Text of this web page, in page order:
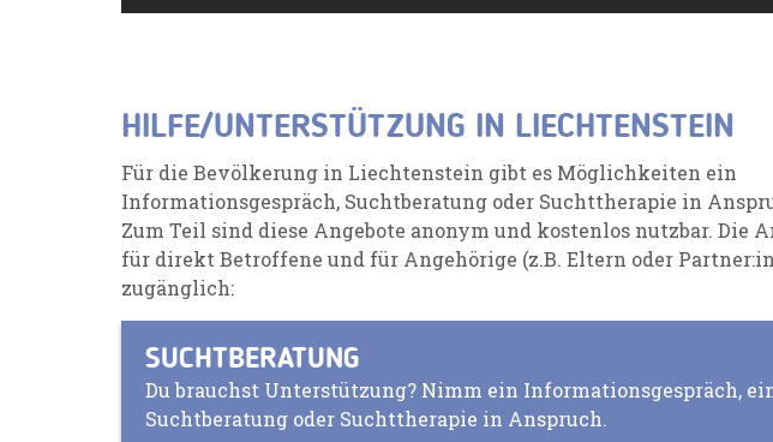
HILFE/UNTERSTÜTZUNG IN LIECHTENSTEIN
Für die Bevölkerung in Liechtenstein gibt es Möglichkeiten ein
Informationsgespräch, Suchtberatung oder Suchttherapie in
Zum Teil sind diese Angebote anonym und kostenlos nutzbar. Die
für direkt Betroffene und für Angehörige (z.B. Eltern oder
zugänglich:
SUCHTBERATUNG
Du brauchst Unterstützung? Nimm ein Informationsgespräch,
Suchtberatung oder Suchttherapie in Anspruch.